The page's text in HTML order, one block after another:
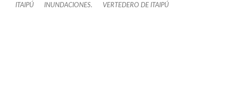
ITAIPÚ INUNDACIONES. VERTEDERO DE ITAIPÚ